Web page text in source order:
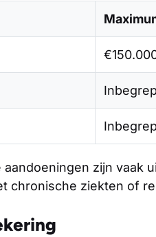
aandoeningen zijn vaak
chronische ziekten of